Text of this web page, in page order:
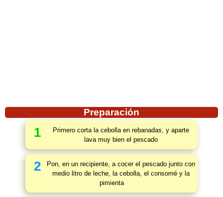
Preparación
1
Primero corta la cebolla en rebanadas, y aparte
lava muy bien el pescado
2
Pon, en un recipiente, a cocer el pescado junto con
medio litro de leche, la cebolla, el consomé y la
pimienta